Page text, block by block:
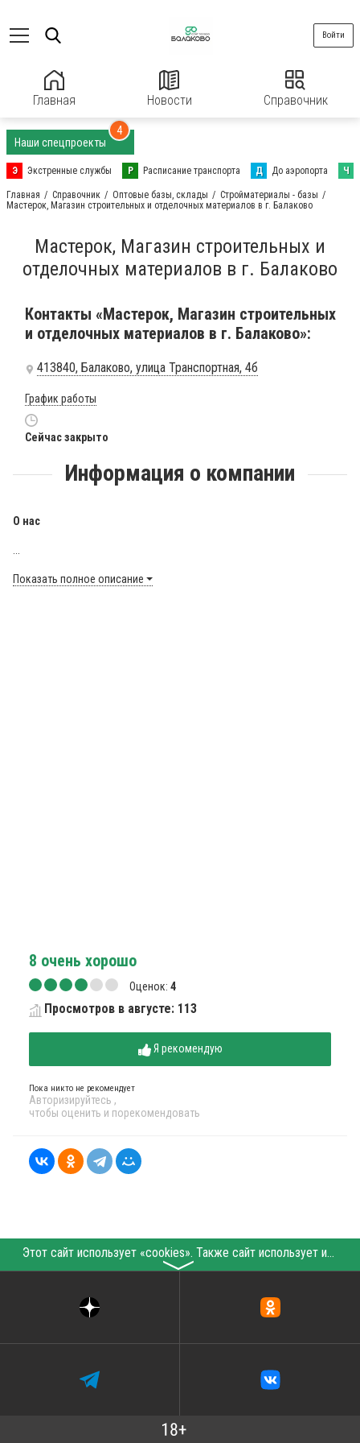
Главная Новости Справочник
Войти
Наши спецпроекты
4
Э Экстренные службы Р Расписание транспорта Д До аэропорта Ч
Главная Справочник Оптовые базы, склады
Стройматериалы - базы
Мастерок, Магазин строительных и отделочных материалов в г. Балаково
Мастерок, Магазин строительных и
отделочных материалов в г. Балаково
Контакты «Мастерок, Магазин строительных
и отделочных материалов в г. Балаково»:
413840, Балаково, улица Транспортная, 4б
График работы
Сейчас закрыто
Информация о компании
О нас
Показать полное описание
8 очень хорошо
Оценок: 4
Просмотров в августе: 113
Я рекомендую
Пока никто не рекомендует
Авторизируйтесь ,
чтобы оценить и порекомендовать
Этот сайт использует «cookies». Также сайт использует интернет-сервис для сбора технических данных касательно посетителей с целью получения маркетинговой и статистической информации. Условия обработки данных посетителей сайта см.
〉